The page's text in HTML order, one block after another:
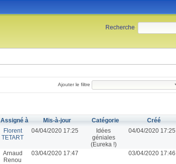
Recherche:
Ajouter le filtre
Assigné à Mis-à-jour Catégorie
Créé
Florent
TETART
04/04/2020 17:25
Idées
géniales
(Eureka !)
04/04/2020 17:25
Arnaud
Renou
03/04/2020 17:47 03/04/2020 17:46